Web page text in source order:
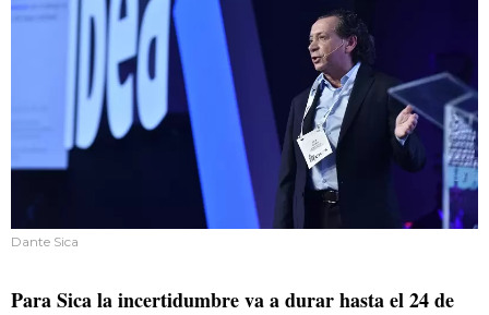
Dante Sica
Para Sica la incertidumbre va a durar hasta el 24 de